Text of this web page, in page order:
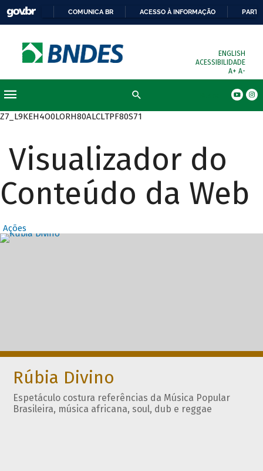
COMUNICA BR ACESSO À INFORMAÇÃO
ENGLISH
ACESSIBILIDADE
A+ A-
Z7_L9KEH4O0LORH80ALCLTPF80S71
Visualizador do
Conteúdo da Web
Ações
Destaques
Rúbia Divino
Espetáculo costura referências da Música Popular
Brasileira, música africana, soul, dub e reggae